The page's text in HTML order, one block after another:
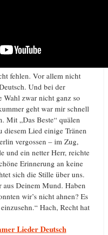
fehlen. Vor allem nicht
Und bei der
zwar nicht ganz so
geht war mir schnell
Mit „Das Beste“ quälen
Lied einige Tränen
vergossen – im Zug,
und ein netter Herr, reichte
Erinnerung an keine
sich die Stille über uns.
Deinem Mund. Haben
wir’s nicht ahnen? Es
Hach, Recht hat
Lieder Deutsch